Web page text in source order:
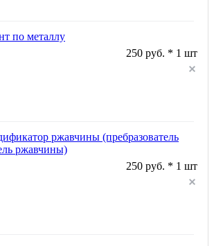
по металлу
250 руб. * 1 шт
ржавчины (пребразователь
ржавчины)
250 руб. * 1 шт